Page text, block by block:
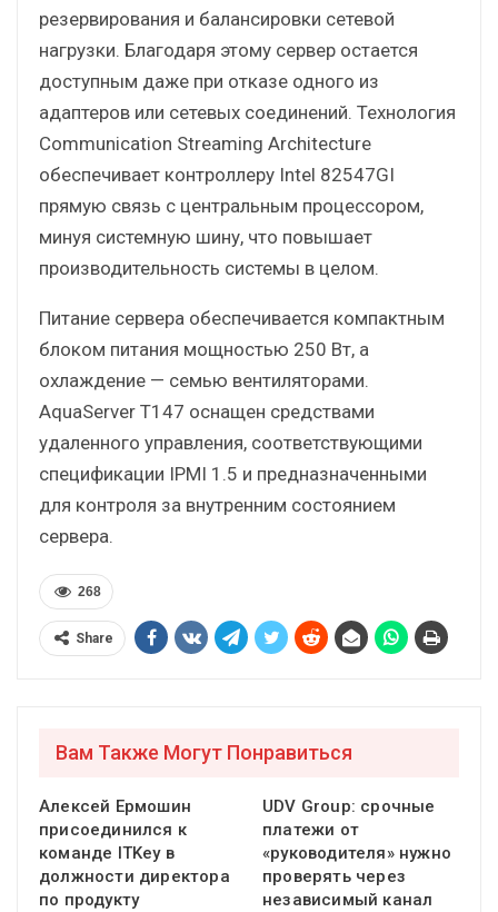
резервирования и балансировки сетевой
нагрузки. Благодаря этому сервер остается
доступным даже при отказе одного из
адаптеров или сетевых соединений. Технология
Communication Streaming Architecture
обеспечивает контроллеру Intel 82547GI
прямую связь с центральным процессором,
минуя системную шину, что повышает
производительность системы в целом.
Питание сервера обеспечивается компактным
блоком питания мощностью 250 Вт, а
охлаждение — семью вентиляторами.
AquaServer Т147 оснащен средствами
удаленного управления, соответствующими
спецификации IPMI 1.5 и предназначенными
для контроля за внутренним состоянием
сервера.
268
Share
Вам Также Могут Понравиться
Алексей Ермошин
присоединился к
команде ITKey в
должности директора
по продукту
UDV Group: срочные
платежи от
«руководителя» нужно
проверять через
независимый канал